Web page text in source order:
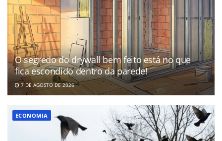
O segredo do drywall bem feito está no que
fica escondido dentro da parede!
7 DE AGOSTO DE 2026
ECONOMIA